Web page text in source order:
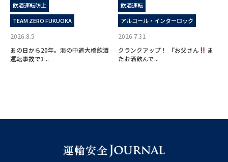
飲酒運転防止
TEAM ZERO FUKUOKA
2026.8.5
あの日から20年。海の中道大橋飲酒
運転事故で3...
飲酒運転
アルコール・インターロック
2026.7.31
クランクアップ！ 『お父さん
ま
たお酒飲んで...